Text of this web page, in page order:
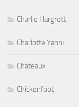
Charlie Hargrett
Charlotte Yanni
Chateaux
Chickenfoot